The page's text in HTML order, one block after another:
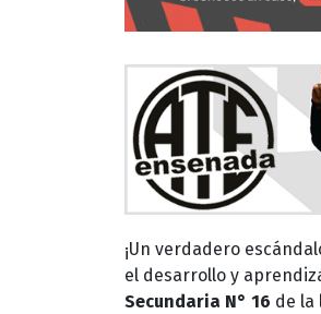
¡Un verdadero
el desarrollo y
Secundaria N° 16 de la